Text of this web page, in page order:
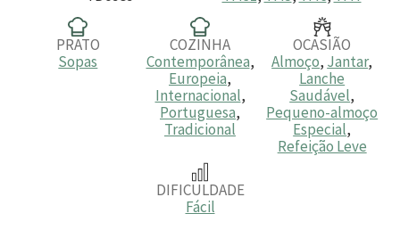
PRATO
Sopas
COZINHA
Contemporânea,
Europeia,
Internacional,
Portuguesa,
Tradicional
OCASIÃO
Almoço, Jantar,
Lanche
Saudável,
Pequeno-almoço
Especial,
Refeição Leve
DIFICULDADE
Fácil